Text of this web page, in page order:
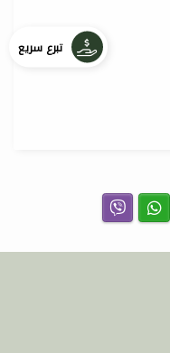
تبرع سريع